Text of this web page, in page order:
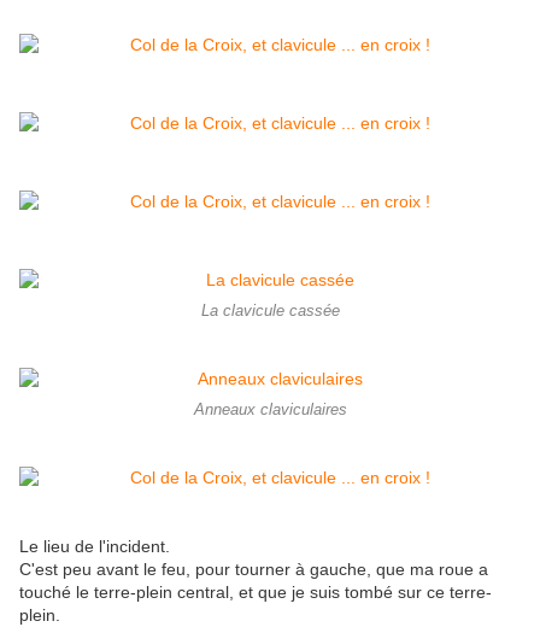
La clavicule cassée
Anneaux claviculaires
Le lieu de l'incident.
C'est peu avant le feu, pour tourner à gauche, que ma roue a
touché le terre-plein central, et que je suis tombé sur ce terre-
plein.